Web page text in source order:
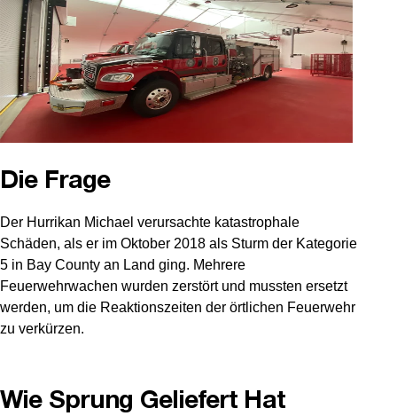
Die Frage
Der Hurrikan Michael verursachte katastrophale
Schäden, als er im Oktober 2018 als Sturm der Kategorie
5 in Bay County an Land ging. Mehrere
Feuerwehrwachen wurden zerstört und mussten ersetzt
werden, um die Reaktionszeiten der örtlichen Feuerwehr
zu verkürzen.
Wie Sprung Geliefert Hat